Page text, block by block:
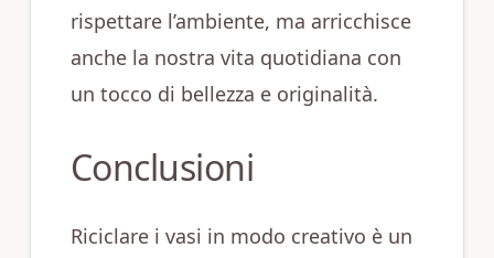
rispettare l’ambiente, ma arricchisce
anche la nostra vita quotidiana con
un tocco di bellezza e originalità.
Conclusioni
Riciclare i vasi in modo creativo è un